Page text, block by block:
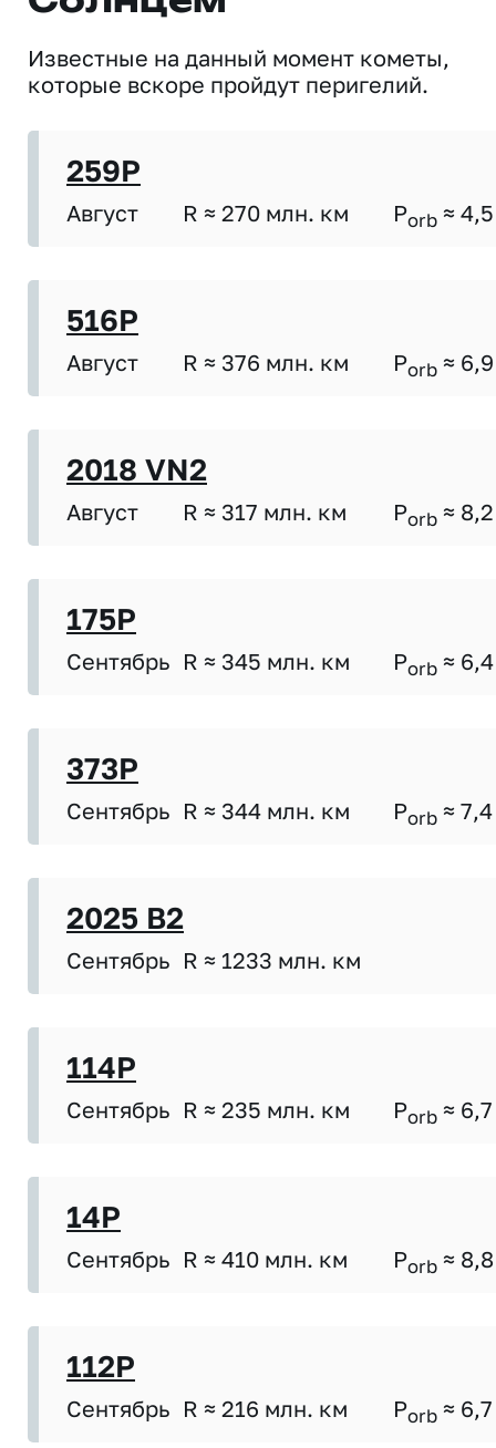
Известные на данный момент кометы,
которые вскоре пройдут перигелий.
259P
Август R ≈ 270 млн. км Porb ≈ 4,5
516P
Август R ≈ 376 млн. км Porb ≈ 6,9
2018 VN2
Август R ≈ 317 млн. км Porb ≈ 8,2
175P
Сентябрь R ≈ 345 млн. км Porb ≈ 6,4
373P
Сентябрь R ≈ 344 млн. км Porb ≈ 7,4
2025 B2
Сентябрь R ≈ 1233 млн. км
114P
Сентябрь R ≈ 235 млн. км Porb ≈ 6,7
14P
Сентябрь R ≈ 410 млн. км Porb ≈ 8,8
112P
Сентябрь R ≈ 216 млн. км Porb ≈ 6,7